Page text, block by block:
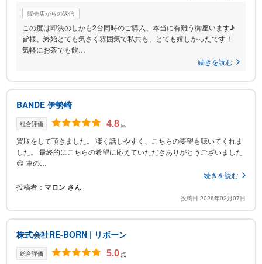
販売店からの返信
この度は即決のしかも2台同時のご購入、本当に有難う御座います♪
皆様、終始とても気さく雰囲気で私共も、とても嬉しかったです！
気軽にお茶でも飲…
続きを読む
BANDE 伊勢崎
総合評価 4.8 点
買取をして頂きました。 凄く話しやすく、こちらの要望も聴いてくれま
した。 最終的にこちらの希望に応えていただきありがとうございました
😊 車の…
続きを読む
投稿者
マロン さん
投稿日 2026年02月07日
株式会社RE-BORN | リボーン
総合評価 5.0 点